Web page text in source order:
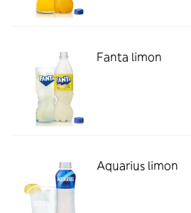
Fanta limon
Aquarius limon